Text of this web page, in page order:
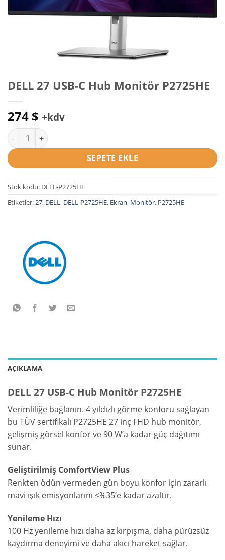
DELL 27 USB-C Hub Monitör P2725HE
274 $ +kdv
DELL 27 USB-C Hub Monitör P2725HE adet
SEPETE EKLE
Stok kodu: DELL-P2725HE
Etiketler:27, DELL, DELL-P2725HE, Ekran, Monitör, P2725HE
AÇIKLAMA
DELL 27 USB-C Hub Monitör P2725HE
Verimliliğe bağlanın. 4 yıldızlı görme konforu sağlayan
bu TÜV sertifikalı P2725HE 27 inç FHD hub monitör,
gelişmiş görsel konfor ve 90 W’a kadar güç dağıtımı
sunar.
Geliştirilmiş ComfortView Plus
Renkten ödün vermeden gün boyu konfor için zararlı
mavi ışık emisyonlarını ≤%35’e kadar azaltır.
Yenileme Hızı
100 Hz yenileme hızı daha az kırpışma, daha pürüzsüz
kaydırma deneyimi ve daha akıcı hareket sağlar.